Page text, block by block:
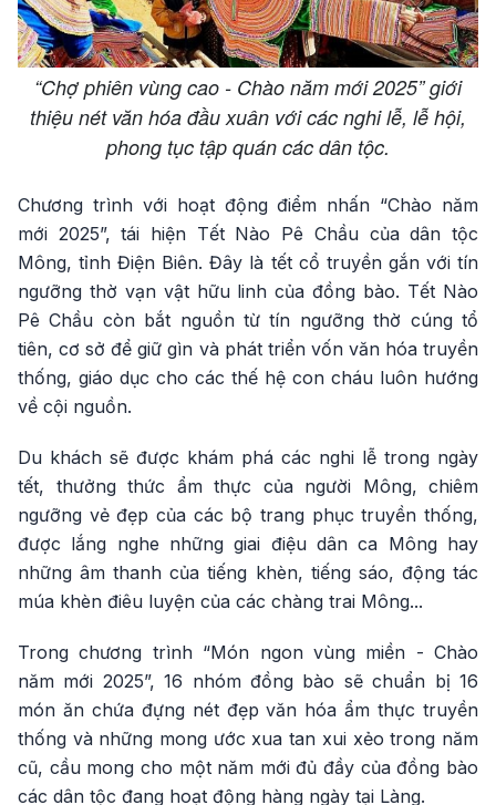
“Chợ phiên vùng cao - Chào năm mới 2025” giới
thiệu nét văn hóa đầu xuân với các nghi lễ, lễ hội,
phong tục tập quán các dân tộc.
Chương trình với hoạt động điểm nhấn “Chào năm
mới 2025”, tái hiện Tết Nào Pê Chầu của dân tộc
Mông, tỉnh Điện Biên. Đây là tết cổ truyền gắn với tín
ngưỡng thờ vạn vật hữu linh của đồng bào. Tết Nào
Pê Chầu còn bắt nguồn từ tín ngưỡng thờ cúng tổ
tiên, cơ sở để giữ gìn và phát triển vốn văn hóa truyền
thống, giáo dục cho các thế hệ con cháu luôn hướng
về cội nguồn.
Du khách sẽ được khám phá các nghi lễ trong ngày
tết, thưởng thức ẩm thực của người Mông, chiêm
ngưỡng vẻ đẹp của các bộ trang phục truyền thống,
được lắng nghe những giai điệu dân ca Mông hay
những âm thanh của tiếng khèn, tiếng sáo, động tác
múa khèn điêu luyện của các chàng trai Mông...
Trong chương trình “Món ngon vùng miền - Chào
năm mới 2025”, 16 nhóm đồng bào sẽ chuẩn bị 16
món ăn chứa đựng nét đẹp văn hóa ẩm thực truyền
thống và những mong ước xua tan xui xẻo trong năm
cũ, cầu mong cho một năm mới đủ đầy của đồng bào
các dân tộc đang hoạt động hàng ngày tại Làng.